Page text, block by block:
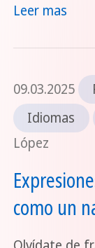
Leer mas
09.03.2025
Idiomas
López
como un